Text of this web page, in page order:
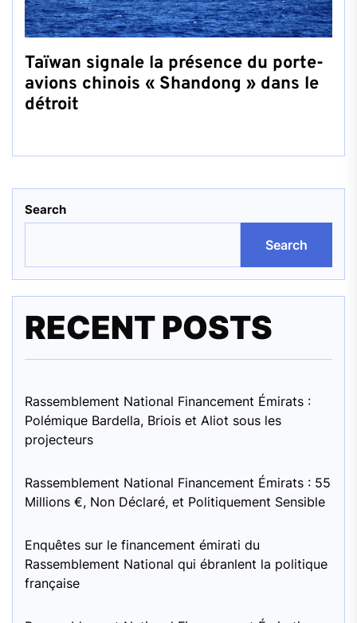
Taïwan signale la présence du porte-
avions chinois « Shandong » dans le
détroit
Search
Search
RECENT POSTS
Rassemblement National Financement Émirats :
Polémique Bardella, Briois et Aliot sous les
projecteurs
Rassemblement National Financement Émirats : 55
Millions €, Non Déclaré, et Politiquement Sensible
Enquêtes sur le financement émirati du
Rassemblement National qui ébranlent la politique
française